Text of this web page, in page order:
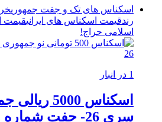
اسکناس های تک و جفت جمهوری
رندقیمت اسکناس های ایرانیقیمت
اسلامی حراج!
1 در انبار
اسکناس